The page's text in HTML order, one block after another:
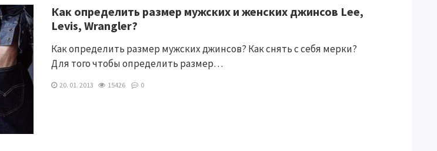
Как определить размер мужских и женских джинсов Lee,
Levis, Wrangler?
Как определить размер мужских джинсов? Как снять с себя мерки?
Для того чтобы определить размер…
20. 01. 2013 15426 0